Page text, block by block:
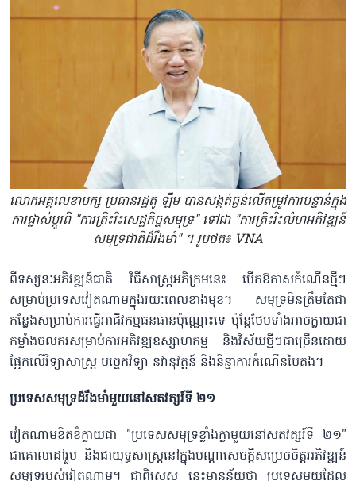
លោកអគ្គលេខាបក្ស ប្រធានរដ្ឋតូ ឡឹម បានសង្កត់ធ្ងន់លើតម្រូវការបន្ទាន់ក្នុង
ការផ្លាស់ប្តូរពី "ការត្រិះរិះសេដ្ឋកិច្ចសមុទ្រ" ទៅជា "ការត្រិះរិះលំហអភិវឌ្ឍន៍
សមុទ្រជាតិដ៏រឹងមាំ" ។ រូបថត៖ VNA
ពីទស្សនៈអភិវឌ្ឍន៍ជាតិ វិធីសាស្រ្តអភិក្រមនេះ បើកឱកាសកំណើនថ្មីៗ
សម្រាប់ប្រទេសវៀតណាមក្នុងរយៈពេលខាងមុខ។ សមុទ្រមិនត្រឹមតែជា
កន្លែងសម្រាប់ការធ្វើអាជីវកម្មធនធានប៉ុណ្ណោះទេ ប៉ុន្តែថែមទាំងអាចក្លាយជា
កម្លាំងចលករសម្រាប់ការអភិវឌ្ឍឧស្សាហកម្ម និងវិស័យថ្មីៗជាច្រើនដោយ
ផ្អែកលើវិទ្យាសាស្ត្រ បច្ចេកវិទ្យា នវានុវត្តន៍ និងនិន្នាការកំណើនបៃតង។
ប្រទេសសមុទ្រដ៏រឹងមាំមួយនៅសតវត្សរ៍ទី ២១
វៀតណាមខិតខំក្លាយជា "ប្រទេសសមុទ្រខ្លាំងក្លាមួយនៅសតវត្សរ៍ទី ២១"
ជាគោលដៅរួម និងជាយុទ្ធសាស្ត្រនៅក្នុងបណ្តាសេចក្តីសម្រេចចិត្តអភិវឌ្ឍន៍
សមុទ្ររបស់វៀតណាម។ ជាពិសេស នេះមានន័យថា ប្រទេសមួយដែល